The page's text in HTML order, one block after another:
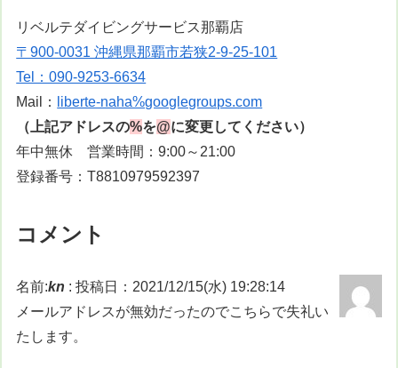
リベルテダイビングサービス那覇店
〒900-0031 沖縄県那覇市若狭2-9-25-101
Tel：090-9253-6634
Mail：
liberte-naha%googlegroups.com
（上記アドレスの%を@に変更してください）
年中無休 営業時間：9:00～21:00
登録番号：T8810979592397
コメント
名前:kn : 投稿日：2021/12/15(水) 19:28:14
メールアドレスが無効だったのでこちらで失礼い
たします。